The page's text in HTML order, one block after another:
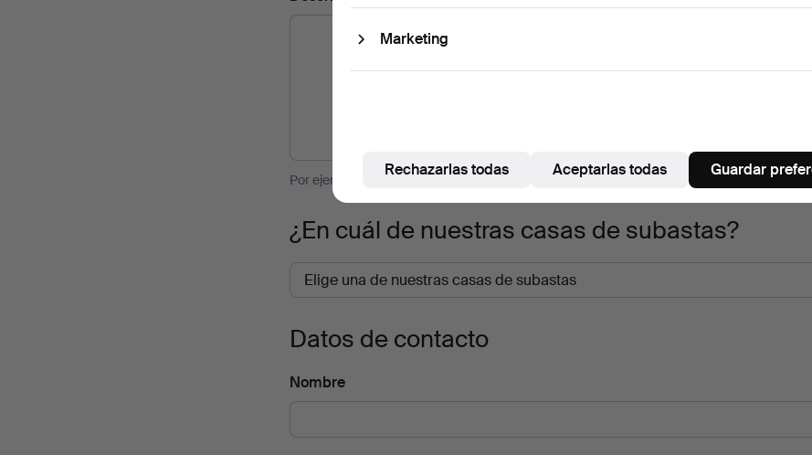
Por ejemplo dimensiones, estado, fabricante y material.
¿En cuál de nuestras casas de subastas?
Datos de contacto
Nombre
Marketing
Rechazarlas todas Aceptarlas todas Guardar